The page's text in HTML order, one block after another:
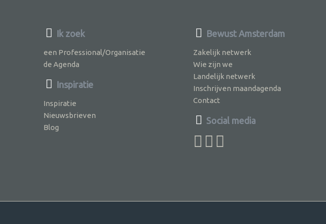
Ik zoek
een Professional/Organisatie
de Agenda
Inspiratie
Inspiratie
Nieuwsbrieven
Blog
Bewust Amsterdam
Zakelijk netwerk
Wie zijn we
Landelijk netwerk
Inschrijven maandagenda
Contact
Social media